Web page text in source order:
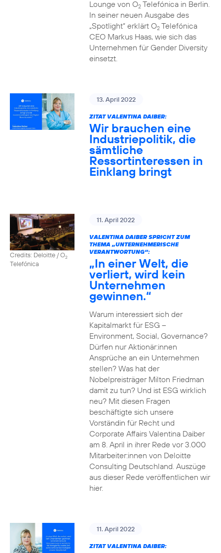
Lounge von O2Telefónica in Berlin.
In seiner neuen Ausgabe des
„Spotlight“ erklärt O2Telefónica
CEO Markus Haas, wie sich das
Unternehmen für Gender Diversity
einsetzt.
13. April 2022
ZITAT VALENTINA DAIBER:
Wir brauchen eine
Industriepolitik, die
sämtliche
Ressortinteressen in
Einklang bringt
Credits: Deloitte / O2
Telefónica
11. April 2022
VALENTINA DAIBER SPRICHT ZUM
THEMA „UNTERNEHMERISCHE
VERANTWORTUNG“:
„In einer Welt, die
verliert, wird kein
Unternehmen
gewinnen.“
Warum interessiert sich der
Kapitalmarkt für ESG –
Environment, Social, Governance?
Dürfen nur Aktionär:innen
Ansprüche an ein Unternehmen
stellen? Was hat der
Nobelpreisträger Milton Friedman
damit zu tun? Und ist ESG wirklich
neu? Mit diesen Fragen
beschäftigte sich unsere
Vorständin für Recht und
Corporate Affairs Valentina Daiber
am 8. April in ihrer Rede vor 3.000
Mitarbeiter:innen von Deloitte
Consulting Deutschland. Auszüge
aus dieser Rede veröffentlichen wir
hier.
11. April 2022
ZITAT VALENTINA DAIBER: